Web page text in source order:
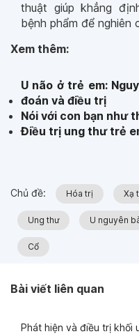
thuật giúp khẳng
bệnh phẩm để nghiên
Xem thêm:
U não ở trẻ em:
đoán và điều trị
Nói với con bạn như
Điều trị ung thư trẻ
Chủ đề: Hóa trị Xạ
Ung thư U nguyên
Cổ
Bài viết liên quan
Phát hiện và điều trị khối